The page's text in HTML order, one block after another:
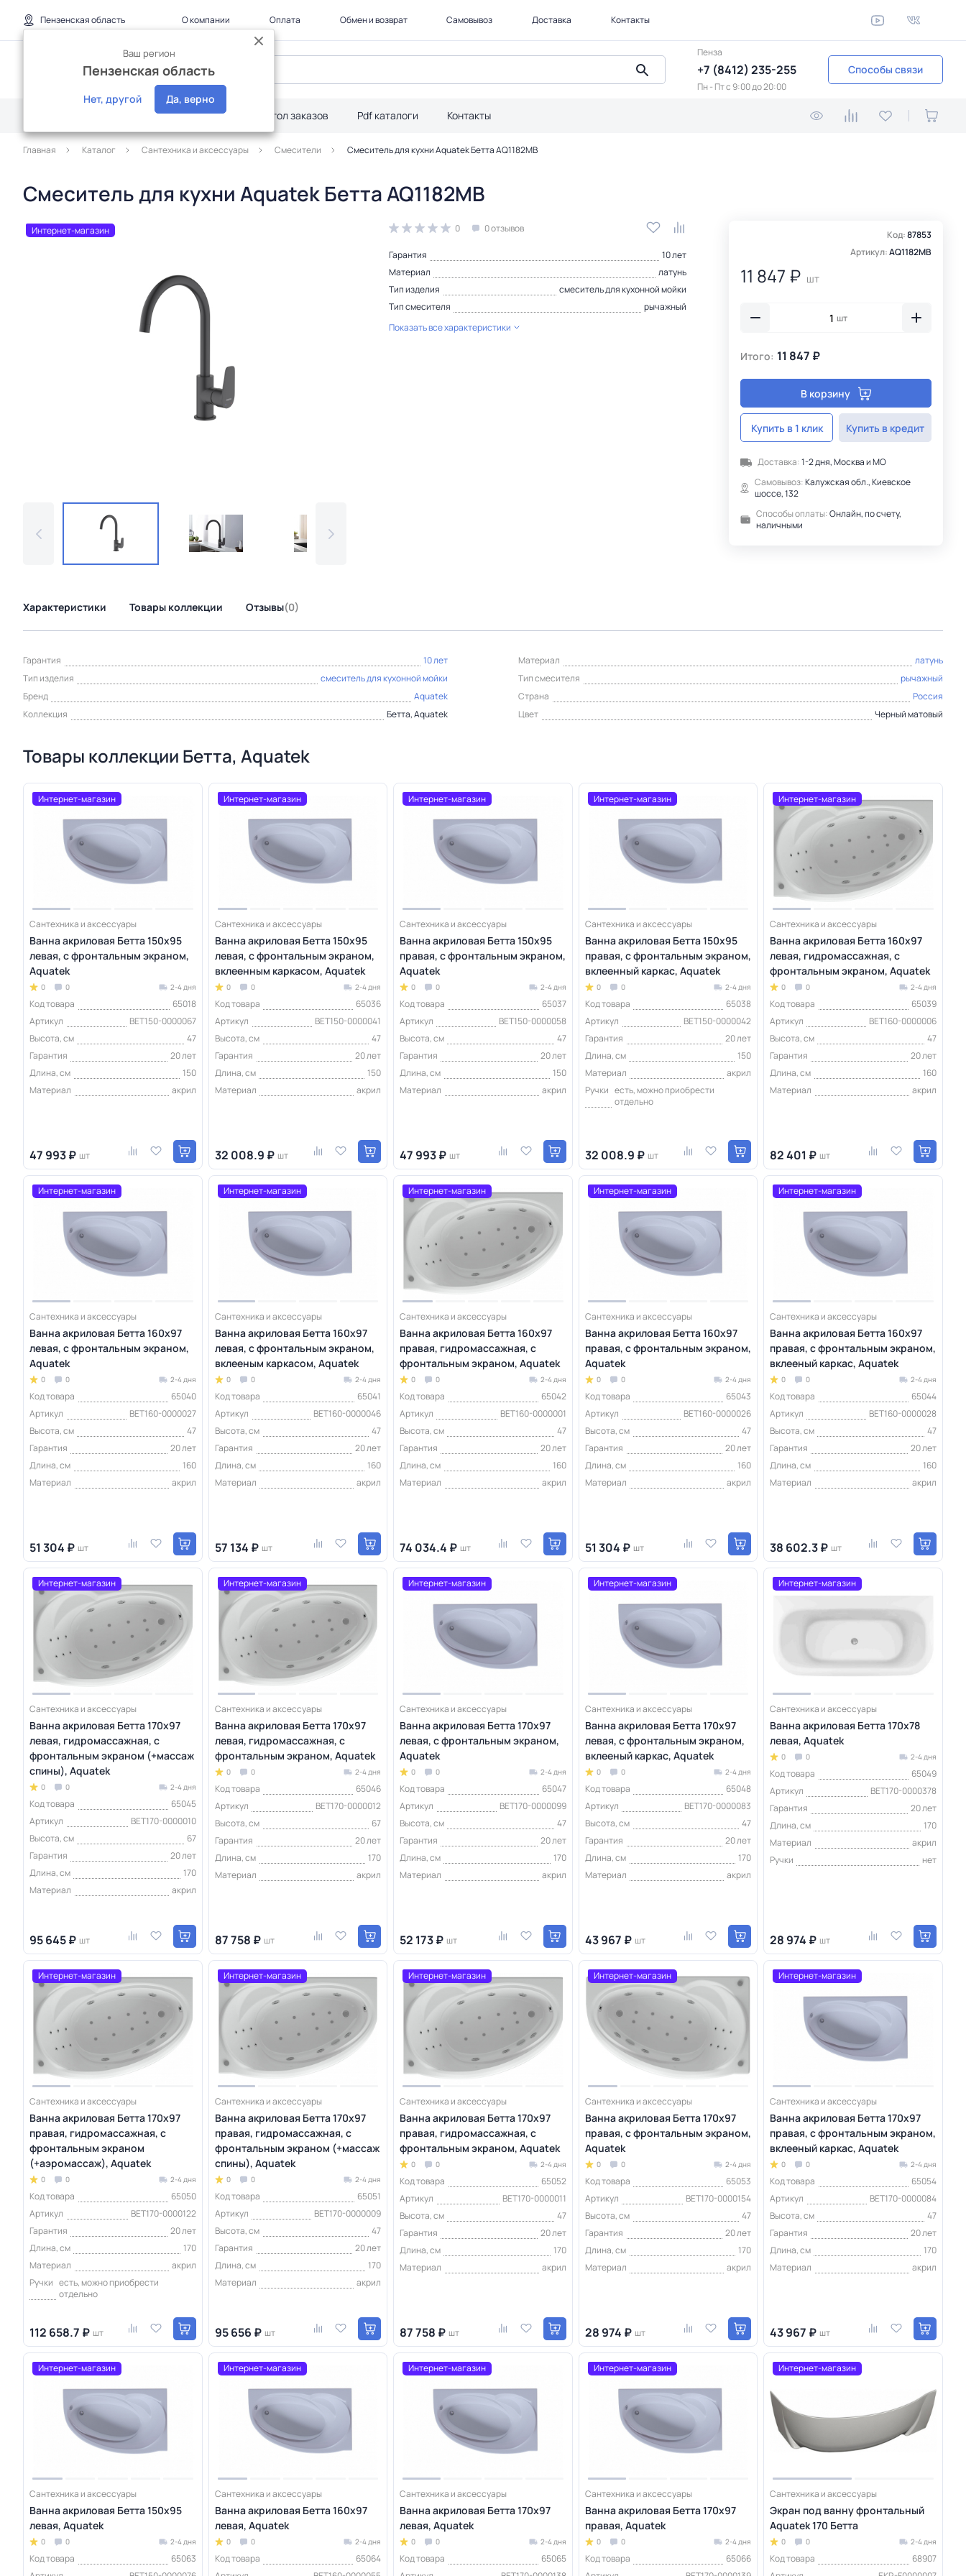
Пензенская область
Ваш регион
Пензенская область
Нет, другой Да, верно
О компании Оплата Обмен и возврат Самовывоз Доставка Контакты
Пенза
+7 (8412) 235-255
Пн - Пт c 9:00 до 20:00
Способы связи
Дилерам Акции Стол заказов Pdf каталоги Контакты
Главная Каталог Сантехника и аксессуары Смесители Смеситель для кухни Aquatek Бетта AQ1182MB
Смеситель для кухни Aquatek Бетта AQ1182MB
Интернет-магазин 0 0 отзывов
Гарантия
10 лет
Материал
латунь
Тип изделия
смеситель для кухонной мойки
Тип смесителя
рычажный
Показать все характеристики
Код:87853
Артикул:AQ1182MB
11 847 ₽ шт
шт
Итого: 11 847 ₽
В корзину
Купить в 1 клик Купить в кредит
Доставка:1-2 дня, Москва и МО
Самовывоз:Калужская обл., Киевское
шоссе, 132
Способы оплаты:Онлайн, по счету,
наличными
Характеристики Товары коллекции Отзывы(0)
Гарантия 10 лет Материал
латунь
Тип изделия
смеситель для кухонной мойки Тип смесителя
рычажный
Бренд
Aquatek Страна
Россия
Коллекция
Бетта, Aquatek Цвет Черный матовый
Товары коллекции Бетта, Aquatek
Интернет-магазин
Сантехника и аксессуары
Ванна акриловая Бетта 150х95
левая, с фронтальным экраном,
Aquatek
0 0 2-4 дня
Код товара
65018
Артикул
BET150-0000067
Высота, см
47
Гарантия
20 лет
Длина, см
150
Материал
акрил
47 993 ₽ шт
Интернет-магазин
Сантехника и аксессуары
Ванна акриловая Бетта 150х95
левая, с фронтальным экраном,
вклеенным каркасом, Aquatek
0 0 2-4 дня
Код товара
65036
Артикул
BET150-0000041
Высота, см
47
Гарантия
20 лет
Длина, см
150
Материал
акрил
32 008.9 ₽ шт
Интернет-магазин
Сантехника и аксессуары
Ванна акриловая Бетта 150х95
правая, с фронтальным экраном,
Aquatek
0 0 2-4 дня
Код товара
65037
Артикул
BET150-0000058
Высота, см
47
Гарантия
20 лет
Длина, см
150
Материал
акрил
47 993 ₽ шт
Интернет-магазин
Сантехника и аксессуары
Ванна акриловая Бетта 150х95
правая, с фронтальным экраном,
вклеенный каркас, Aquatek
0 0 2-4 дня
Код товара
65038
Артикул
BET150-0000042
Гарантия
20 лет
Длина, см
150
Материал
акрил
Ручки есть, можно приобрести
отдельно
32 008.9 ₽ шт
Интернет-магазин
Сантехника и аксессуары
Ванна акриловая Бетта 160х97
левая, гидромассажная, с
фронтальным экраном, Aquatek
0 0 2-4 дня
Код товара
65039
Артикул
BET160-0000006
Высота, см
47
Гарантия
20 лет
Длина, см
160
Материал
акрил
82 401 ₽ шт
Интернет-магазин
Сантехника и аксессуары
Ванна акриловая Бетта 160х97
левая, с фронтальным экраном,
Aquatek
0 0 2-4 дня
Код товара
65040
Артикул
BET160-0000027
Высота, см
47
Гарантия
20 лет
Длина, см
160
Материал
акрил
51 304 ₽ шт
Интернет-магазин
Сантехника и аксессуары
Ванна акриловая Бетта 160х97
левая, с фронтальным экраном,
вклееным каркасом, Aquatek
0 0 2-4 дня
Код товара
65041
Артикул
BET160-0000046
Высота, см
47
Гарантия
20 лет
Длина, см
160
Материал
акрил
57 134 ₽ шт
Интернет-магазин
Сантехника и аксессуары
Ванна акриловая Бетта 160х97
правая, гидромассажная, с
фронтальным экраном, Aquatek
0 0 2-4 дня
Код товара
65042
Артикул
BET160-0000001
Высота, см
47
Гарантия
20 лет
Длина, см
160
Материал
акрил
74 034.4 ₽ шт
Интернет-магазин
Сантехника и аксессуары
Ванна акриловая Бетта 160х97
правая, с фронтальным экраном,
Aquatek
0 0 2-4 дня
Код товара
65043
Артикул
BET160-0000026
Высота, см
47
Гарантия
20 лет
Длина, см
160
Материал
акрил
51 304 ₽ шт
Интернет-магазин
Сантехника и аксессуары
Ванна акриловая Бетта 160х97
правая, с фронтальным экраном,
вклееный каркас, Aquatek
0 0 2-4 дня
Код товара
65044
Артикул
BET160-0000028
Высота, см
47
Гарантия
20 лет
Длина, см
160
Материал
акрил
38 602.3 ₽ шт
Интернет-магазин
Сантехника и аксессуары
Ванна акриловая Бетта 170х97
левая, гидромассажная, с
фронтальным экраном (+массаж
спины), Aquatek
0 0 2-4 дня
Код товара
65045
Артикул
BET170-0000010
Высота, см
67
Гарантия
20 лет
Длина, см
170
Материал
акрил
95 645 ₽ шт
Интернет-магазин
Сантехника и аксессуары
Ванна акриловая Бетта 170х97
левая, гидромассажная, с
фронтальным экраном, Aquatek
0 0 2-4 дня
Код товара
65046
Артикул
BET170-0000012
Высота, см
67
Гарантия
20 лет
Длина, см
170
Материал
акрил
87 758 ₽ шт
Интернет-магазин
Сантехника и аксессуары
Ванна акриловая Бетта 170х97
левая, с фронтальным экраном,
Aquatek
0 0 2-4 дня
Код товара
65047
Артикул
BET170-0000099
Высота, см
47
Гарантия
20 лет
Длина, см
170
Материал
акрил
52 173 ₽ шт
Интернет-магазин
Сантехника и аксессуары
Ванна акриловая Бетта 170х97
левая, с фронтальным экраном,
вклееный каркас, Aquatek
0 0 2-4 дня
Код товара
65048
Артикул
BET170-0000083
Высота, см
47
Гарантия
20 лет
Длина, см
170
Материал
акрил
43 967 ₽ шт
Интернет-магазин
Сантехника и аксессуары
Ванна акриловая Бетта 170х78
левая, Aquatek
0 0 2-4 дня
Код товара
65049
Артикул
BET170-0000378
Гарантия
20 лет
Длина, см
170
Материал
акрил
Ручки
нет
28 974 ₽ шт
Интернет-магазин
Сантехника и аксессуары
Ванна акриловая Бетта 170х97
правая, гидромассажная, с
фронтальным экраном
(+аэромассаж), Aquatek
0 0 2-4 дня
Код товара
65050
Артикул
BET170-0000122
Гарантия
20 лет
Длина, см
170
Материал
акрил
Ручки есть, можно приобрести
отдельно
112 658.7 ₽ шт
Интернет-магазин
Сантехника и аксессуары
Ванна акриловая Бетта 170х97
правая, гидромассажная, с
фронтальным экраном (+массаж
спины), Aquatek
0 0 2-4 дня
Код товара
65051
Артикул
BET170-0000009
Высота, см
47
Гарантия
20 лет
Длина, см
170
Материал
акрил
95 656 ₽ шт
Интернет-магазин
Сантехника и аксессуары
Ванна акриловая Бетта 170х97
правая, гидромассажная, с
фронтальным экраном, Aquatek
0 0 2-4 дня
Код товара
65052
Артикул
BET170-0000011
Высота, см
47
Гарантия
20 лет
Длина, см
170
Материал
акрил
87 758 ₽ шт
Интернет-магазин
Сантехника и аксессуары
Ванна акриловая Бетта 170х97
правая, с фронтальным экраном,
Aquatek
0 0 2-4 дня
Код товара
65053
Артикул
BET170-0000154
Высота, см
47
Гарантия
20 лет
Длина, см
170
Материал
акрил
28 974 ₽ шт
Интернет-магазин
Сантехника и аксессуары
Ванна акриловая Бетта 170х97
правая, с фронтальным экраном,
вклееный каркас, Aquatek
0 0 2-4 дня
Код товара
65054
Артикул
BET170-0000084
Высота, см
47
Гарантия
20 лет
Длина, см
170
Материал
акрил
43 967 ₽ шт
Интернет-магазин
Сантехника и аксессуары
Ванна акриловая Бетта 150х95
левая, Aquatek
0 0 2-4 дня
Код товара
65063
Интернет-магазин
Сантехника и аксессуары
Ванна акриловая Бетта 160х97
левая, Aquatek
0 0 2-4 дня
Код товара
65064
Интернет-магазин
Сантехника и аксессуары
Ванна акриловая Бетта 170х97
левая, Aquatek
0 0 2-4 дня
Код товара
65065
Интернет-магазин
Сантехника и аксессуары
Ванна акриловая Бетта 170х97
правая, Aquatek
0 0 2-4 дня
Код товара
65066
Интернет-магазин
Сантехника и аксессуары
Экран под ванну фронтальный
Aquatek 170 Бетта
0 0 2-4 дня
Код товара
68907